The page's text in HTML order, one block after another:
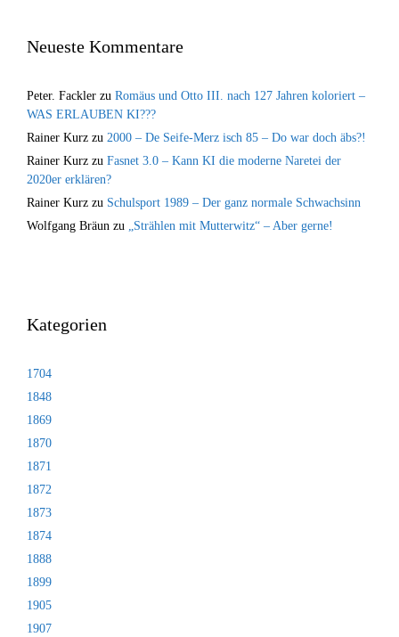
Neueste Kommentare
Peter. Fackler zu Romäus und Otto III. nach 127 Jahren koloriert –
WAS ERLAUBEN KI???
Rainer Kurz zu 2000 – De Seife-Merz isch 85 – Do war doch äbs?!
Rainer Kurz zu Fasnet 3.0 – Kann KI die moderne Naretei der
2020er erklären?
Rainer Kurz zu Schulsport 1989 – Der ganz normale Schwachsinn
Wolfgang Bräun zu „Strählen mit Mutterwitz“ – Aber gerne!
Kategorien
1704
1848
1869
1870
1871
1872
1873
1874
1888
1899
1905
1907